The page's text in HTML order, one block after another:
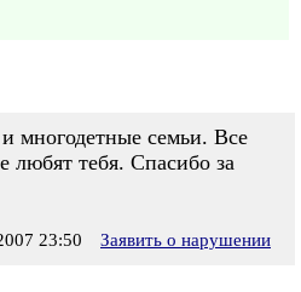
многодетные семьи. Все
любят тебя. Спасибо за
23:50 Заявить о нарушении